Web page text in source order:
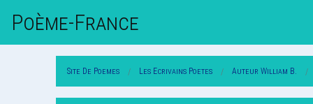
Poème-FrAnce
Site De Poemes Les Ecrivains Poetes Auteur William B.